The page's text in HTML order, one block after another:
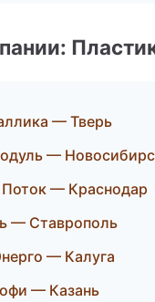
— Тверь
—
— Краснодар
— Ставрополь
— Калуга
— Казань